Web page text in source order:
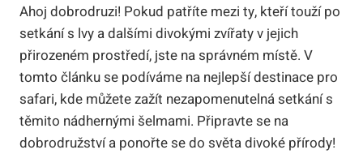
Ahoj dobrodruzi! Pokud patříte mezi ty, kteří touží po
setkání s lvy a dalšími divokými zvířaty v jejich
přirozeném prostředí, jste na správném místě. V
tomto článku se podíváme na nejlepší destinace pro
safari, kde můžete zažít nezapomenutelná setkání s
těmito nádhernými šelmami. Připravte se na
dobrodružství a ponořte se do světa divoké přírody!